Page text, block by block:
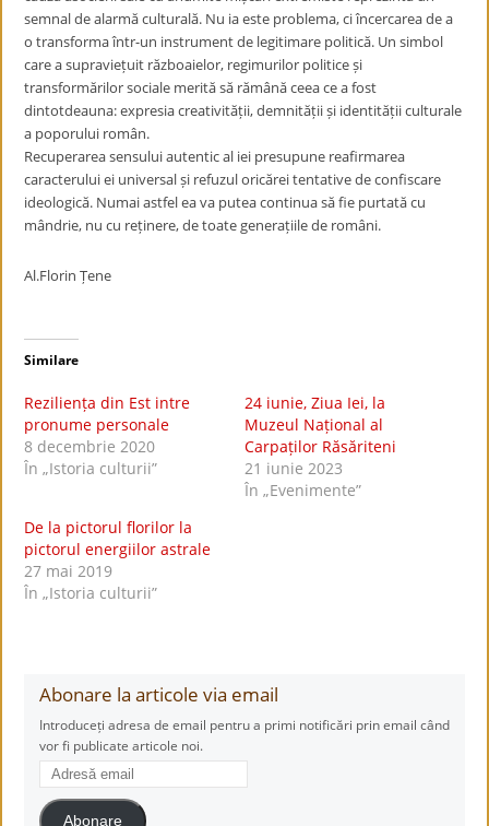
semnal de alarmă culturală. Nu ia este problema, ci încercarea de a
o transforma într-un instrument de legitimare politică. Un simbol
care a supraviețuit războaielor, regimurilor politice și
transformărilor sociale merită să rămână ceea ce a fost
dintotdeauna: expresia creativității, demnității și identității culturale
a poporului român.
Recuperarea sensului autentic al iei presupune reafirmarea
caracterului ei universal și refuzul oricărei tentative de confiscare
ideologică. Numai astfel ea va putea continua să fie purtată cu
mândrie, nu cu reținere, de toate generațiile de români.
Al.Florin Țene
Similare
Reziliența din Est intre
pronume personale
8 decembrie 2020
În „Istoria culturii”
24 iunie, Ziua Iei, la
Muzeul Național al
Carpaților Răsăriteni
21 iunie 2023
În „Evenimente”
De la pictorul florilor la
pictorul energiilor astrale
27 mai 2019
În „Istoria culturii”
Abonare la articole via email
Introduceți adresa de email pentru a primi notificări prin email când
vor fi publicate articole noi.
Adresă
email
Abonare